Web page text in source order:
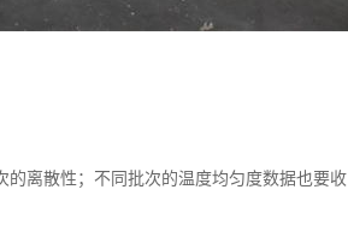
离散性；不同批次的温度均匀度数据也要收